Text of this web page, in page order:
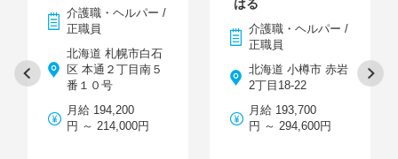
介護職・ヘルパー /
正職員
北海道 札幌市白石
区 本通２丁目南５
番１０号
月給 194,200
円 ～ 214,000円
はる
介護職・ヘルパー /
正職員
北海道 小樽市 赤岩
2丁目18-22
月給 193,700
円 ～ 294,600円